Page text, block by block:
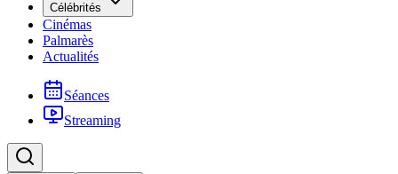
Célébrités
Cinémas
Palmarès
Actualités
Séances
Streaming